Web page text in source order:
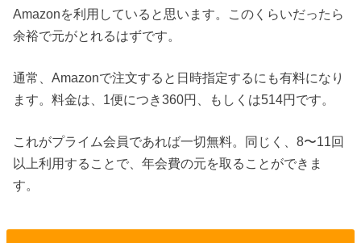
Amazonを利用していると思います。このくらいだったら
余裕で元がとれるはずです。
通常、Amazonで注文すると日時指定するにも有料になり
ます。料金は、1便につき360円、もしくは514円です。
これがプライム会員であれば一切無料。同じく、8〜11回
以上利用することで、年会費の元を取ることができま
す。